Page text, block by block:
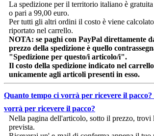
La spedizione per il territorio italiano è
o pari a 99,00 euro.
Per tutti gli altri ordini il costo è viene
riportato nel carrello.
NOTA: se paghi con PayPal direttamente
prezzo della spedizione è quello
"Spedizione per questo/i articolo/i".
Il costo della spedizione indicato nel
unicamente agli articoli presenti in esso.
Quanto tempo ci vorrà per ricevere il pacco?
vorrà per ricevere il pacco?
Nella pagina dell'articolo, sotto il prezzo, trovi
prevista.